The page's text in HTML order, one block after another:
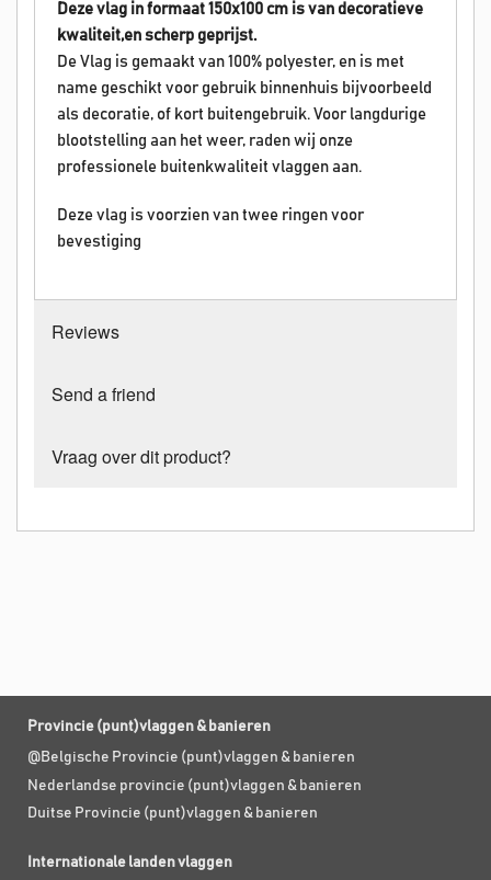
Deze vlag in formaat 150x100 cm is van decoratieve
kwaliteit,en scherp geprijst.
De Vlag is gemaakt van 100% polyester, en is met
name geschikt voor gebruik binnenhuis bijvoorbeeld
als decoratie, of kort buitengebruik. Voor langdurige
blootstelling aan het weer, raden wij onze
professionele buitenkwaliteit vlaggen aan.
Deze vlag is voorzien van twee ringen voor
bevestiging
Reviews
Send a friend
Vraag over dit product?
Provincie (punt)vlaggen & banieren
@Belgische Provincie (punt)vlaggen & banieren
Nederlandse provincie (punt)vlaggen & banieren
Duitse Provincie (punt)vlaggen & banieren
Internationale landen vlaggen